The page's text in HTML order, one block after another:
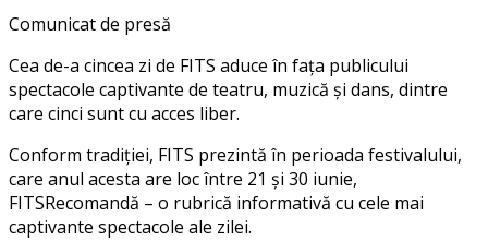
Comunicat de presă
Cea de-a cincea zi de FITS aduce în fața publicului
spectacole captivante de teatru, muzică și dans, dintre
care cinci sunt cu acces liber.
Conform tradiției, FITS prezintă în perioada festivalului,
care anul acesta are loc între 21 și 30 iunie,
FITSRecomandă – o rubrică informativă cu cele mai
captivante spectacole ale zilei.